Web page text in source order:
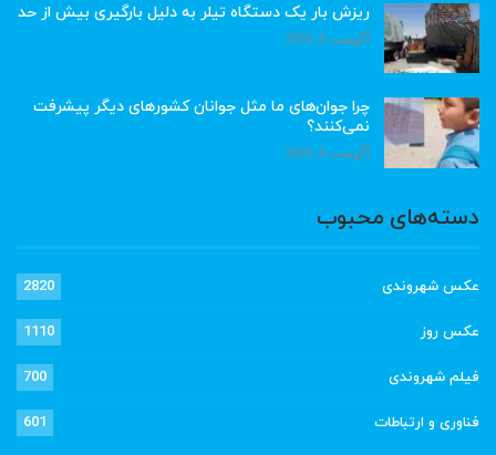
ریزش بار یک دستگاه تیلر به دلیل بارگیری بیش از حد
آگوست 6, 2026
چرا جوان‌های ما مثل جوانان کشورهای دیگر پیشرفت
نمی‌کنند؟
آگوست 6, 2026
دسته‌های محبوب
عکس شهروندی 2820
عکس روز 1110
فیلم شهروندی 700
فناوری و ارتباطات 601